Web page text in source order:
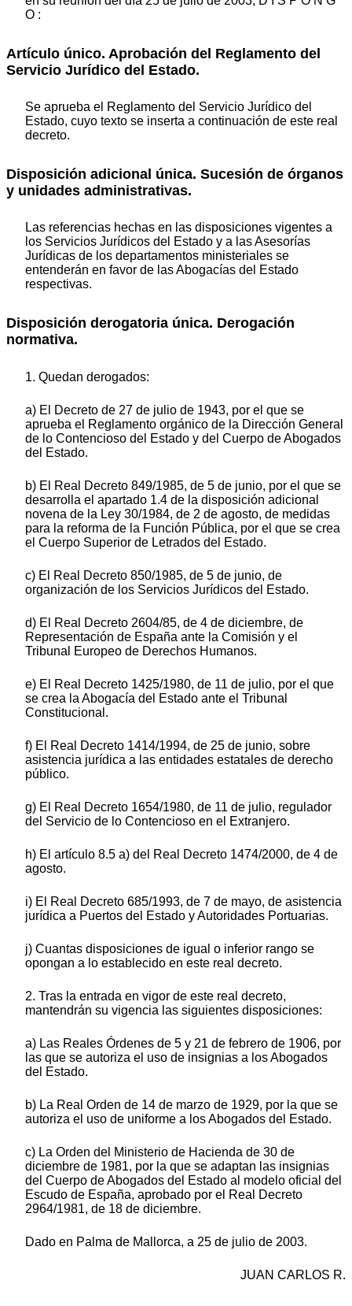
O :
Artículo único. Aprobación del Reglamento del
Servicio Jurídico del Estado.
Se aprueba el Reglamento del Servicio Jurídico del
Estado, cuyo texto se inserta a continuación de este real
decreto.
Disposición adicional única. Sucesión de órganos
y unidades administrativas.
Las referencias hechas en las disposiciones vigentes a
los Servicios Jurídicos del Estado y a las Asesorías
Jurídicas de los departamentos ministeriales se
entenderán en favor de las Abogacías del Estado
respectivas.
Disposición derogatoria única. Derogación
normativa.
1. Quedan derogados:
a) El Decreto de 27 de julio de 1943, por el que se
aprueba el Reglamento orgánico de la Dirección General
de lo Contencioso del Estado y del Cuerpo de Abogados
del Estado.
b) El Real Decreto 849/1985, de 5 de junio, por el que se
desarrolla el apartado 1.4 de la disposición adicional
novena de la Ley 30/1984, de 2 de agosto, de medidas
para la reforma de la Función Pública, por el que se crea
el Cuerpo Superior de Letrados del Estado.
c) El Real Decreto 850/1985, de 5 de junio, de
organización de los Servicios Jurídicos del Estado.
d) El Real Decreto 2604/85, de 4 de diciembre, de
Representación de España ante la Comisión y el
Tribunal Europeo de Derechos Humanos.
e) El Real Decreto 1425/1980, de 11 de julio, por el que
se crea la Abogacía del Estado ante el Tribunal
Constitucional.
f) El Real Decreto 1414/1994, de 25 de junio, sobre
asistencia jurídica a las entidades estatales de derecho
público.
g) El Real Decreto 1654/1980, de 11 de julio, regulador
del Servicio de lo Contencioso en el Extranjero.
h) El artículo 8.5 a) del Real Decreto 1474/2000, de 4 de
agosto.
i) El Real Decreto 685/1993, de 7 de mayo, de asistencia
jurídica a Puertos del Estado y Autoridades Portuarias.
j) Cuantas disposiciones de igual o inferior rango se
opongan a lo establecido en este real decreto.
2. Tras la entrada en vigor de este real decreto,
mantendrán su vigencia las siguientes disposiciones:
a) Las Reales Órdenes de 5 y 21 de febrero de 1906, por
las que se autoriza el uso de insignias a los Abogados
del Estado.
b) La Real Orden de 14 de marzo de 1929, por la que se
autoriza el uso de uniforme a los Abogados del Estado.
c) La Orden del Ministerio de Hacienda de 30 de
diciembre de 1981, por la que se adaptan las insignias
del Cuerpo de Abogados del Estado al modelo oficial del
Escudo de España, aprobado por el Real Decreto
2964/1981, de 18 de diciembre.
Dado en Palma de Mallorca, a 25 de julio de 2003.
JUAN CARLOS R.